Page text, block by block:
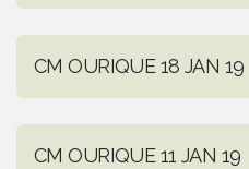
CM OURIQUE 18 JAN 19
CM OURIQUE 11 JAN 19